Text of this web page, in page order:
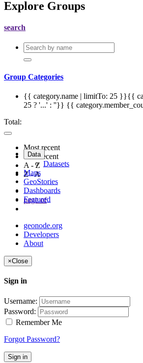
Data
Datasets
Maps
GeoStories
Dashboards
Featured
Explore Groups
search
Group Categories
{{ category.name | limitTo: 25 }}{{
25 ? '...' : ''}} {{
Total:
Most recent
Less recent
A - Z
Z - A
pageof
geonode.org
Developers
About
×Close
Sign in
Username:
Password:
Remember Me
Forgot Password?
Sign in